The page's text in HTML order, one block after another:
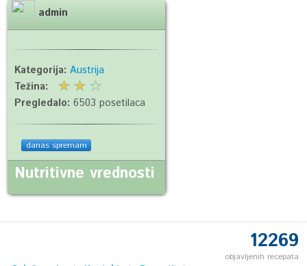
admin
Kategorija:Austrija
Težina:
Pregledalo: 6503 posetilaca
danas spremam
Nutritivne vrednosti
12269
objavljenih recepata